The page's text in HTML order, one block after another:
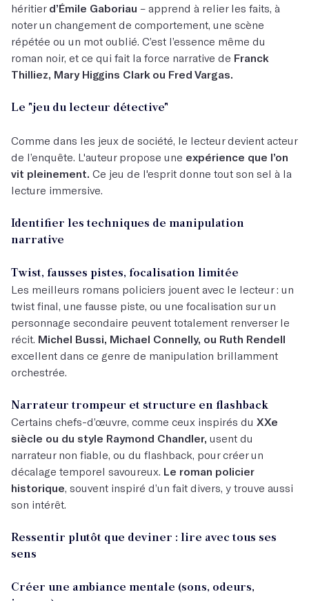
héritier d’Émile Gaboriau – apprend à relier les faits, à
noter un changement de comportement, une scène
répétée ou un mot oublié. C’est l’essence même du
roman noir, et ce qui fait la force narrative de Franck
Thilliez, Mary Higgins Clark ou Fred Vargas.
Le "jeu du lecteur détective"
Comme dans les jeux de société, le lecteur devient acteur
de l’enquête. L'auteur propose une expérience que l’on
vit pleinement. Ce jeu de l'esprit donne tout son sel à la
lecture immersive.
Identifier les techniques de manipulation
narrative
Twist, fausses pistes, focalisation limitée
Les meilleurs romans policiers jouent avec le lecteur : un
twist final, une fausse piste, ou une focalisation sur un
personnage secondaire peuvent totalement renverser le
récit. Michel Bussi, Michael Connelly, ou Ruth Rendell
excellent dans ce genre de manipulation brillamment
orchestrée.
Narrateur trompeur et structure en flashback
Certains chefs-d’œuvre, comme ceux inspirés du XXe
siècle ou du style Raymond Chandler, usent du
narrateur non fiable, ou du flashback, pour créer un
décalage temporel savoureux. Le roman policier
historique, souvent inspiré d’un fait divers, y trouve aussi
son intérêt.
Ressentir plutôt que deviner : lire avec tous ses
sens
Créer une ambiance mentale (sons, odeurs,